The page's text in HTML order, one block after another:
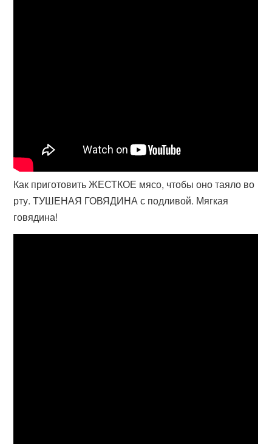
Как приготовить ЖЕСТКОЕ мясо, чтобы оно таяло во
рту. ТУШЕНАЯ ГОВЯДИНА с подливой. Мягкая
говядина!